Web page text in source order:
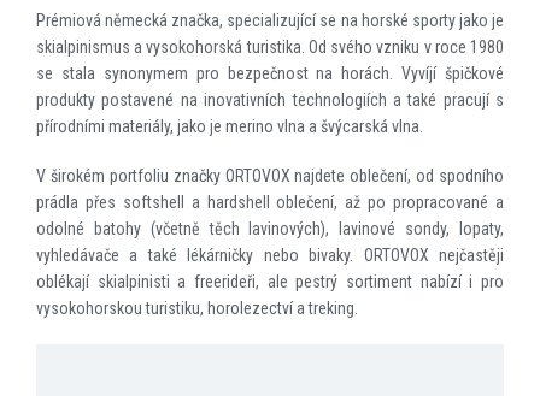
Prémiová německá značka, specializující se na horské sporty jako je
skialpinismus a vysokohorská turistika. Od svého vzniku v roce 1980
se stala synonymem pro bezpečnost na horách. Vyvíjí špičkové
produkty postavené na inovativních technologiích a také pracují s
přírodními materiály, jako je merino vlna a švýcarská vlna.
V širokém portfoliu značky ORTOVOX najdete oblečení, od spodního
prádla přes softshell a hardshell oblečení, až po propracované a
odolné batohy (včetně těch lavinových), lavinové sondy, lopaty,
vyhledávače a také lékárničky nebo bivaky. ORTOVOX nejčastěji
oblékají skialpinisti a freerideři, ale pestrý sortiment nabízí i pro
vysokohorskou turistiku, horolezectví a treking.